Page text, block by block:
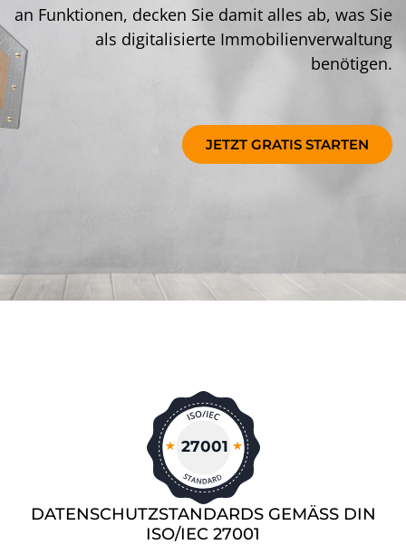
an Funktionen, decken Sie damit alles ab, was Sie
als digitalisierte Immobilienverwaltung
benötigen.
JETZT GRATIS STARTEN
27001
DATENSCHUTZSTANDARDS GEMÄSS DIN
ISO/IEC 27001